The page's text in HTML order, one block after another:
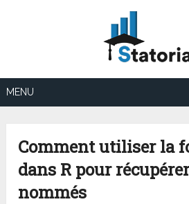
MENU
Comment utiliser la
dans R pour
nommés